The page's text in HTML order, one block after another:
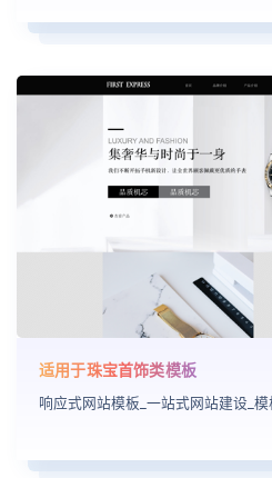
适用于珠宝首饰类模板
响应式网站模板_一站式网站建设_